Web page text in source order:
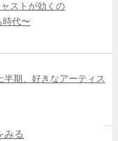
ストが効くの
時代〜
期、好きなアーティス
みる